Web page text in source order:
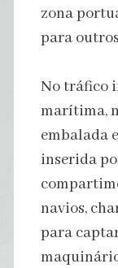
zona
para
No tráfico
marítima,
embalada
inserida
navios,
para